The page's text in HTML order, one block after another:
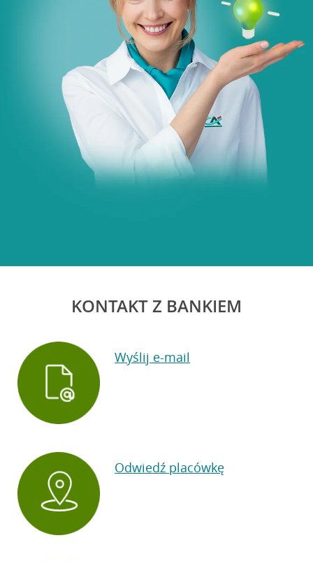
KONTAKT Z BANKIEM
Wyślij e-mail
Odwiedź placówkę